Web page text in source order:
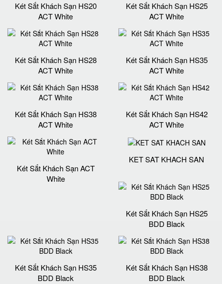
Két Sắt Khách Sạn HS20
ACT White
Két Sắt Khách Sạn HS25
ACT White
Két Sắt Khách Sạn HS28
ACT White
Két Sắt Khách Sạn HS35
ACT White
Két Sắt Khách Sạn HS38
ACT White
Két Sắt Khách Sạn HS42
ACT White
Két Sắt Khách Sạn ACT
White
KET SAT KHACH SAN
Két Sắt Khách Sạn HS25
BDD Black
Két Sắt Khách Sạn HS35
BDD Black
Két Sắt Khách Sạn HS38
BDD Black